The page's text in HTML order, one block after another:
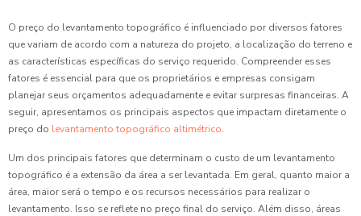
O preço do levantamento topográfico é influenciado por diversos fatores
que variam de acordo com a natureza do projeto, a localização do terreno e
as características específicas do serviço requerido. Compreender esses
fatores é essencial para que os proprietários e empresas consigam
planejar seus orçamentos adequadamente e evitar surpresas financeiras. A
seguir, apresentamos os principais aspectos que impactam diretamente o
preço do levantamento topográfico altimétrico.
Um dos principais fatores que determinam o custo de um levantamento
topográfico é a extensão da área a ser levantada. Em geral, quanto maior a
área, maior será o tempo e os recursos necessários para realizar o
levantamento. Isso se reflete no preço final do serviço. Além disso, áreas